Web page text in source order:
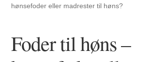
hønsefoder eller madrester til høns?
Foder til høns –